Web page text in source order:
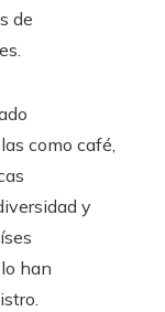
de
como café,
y
han